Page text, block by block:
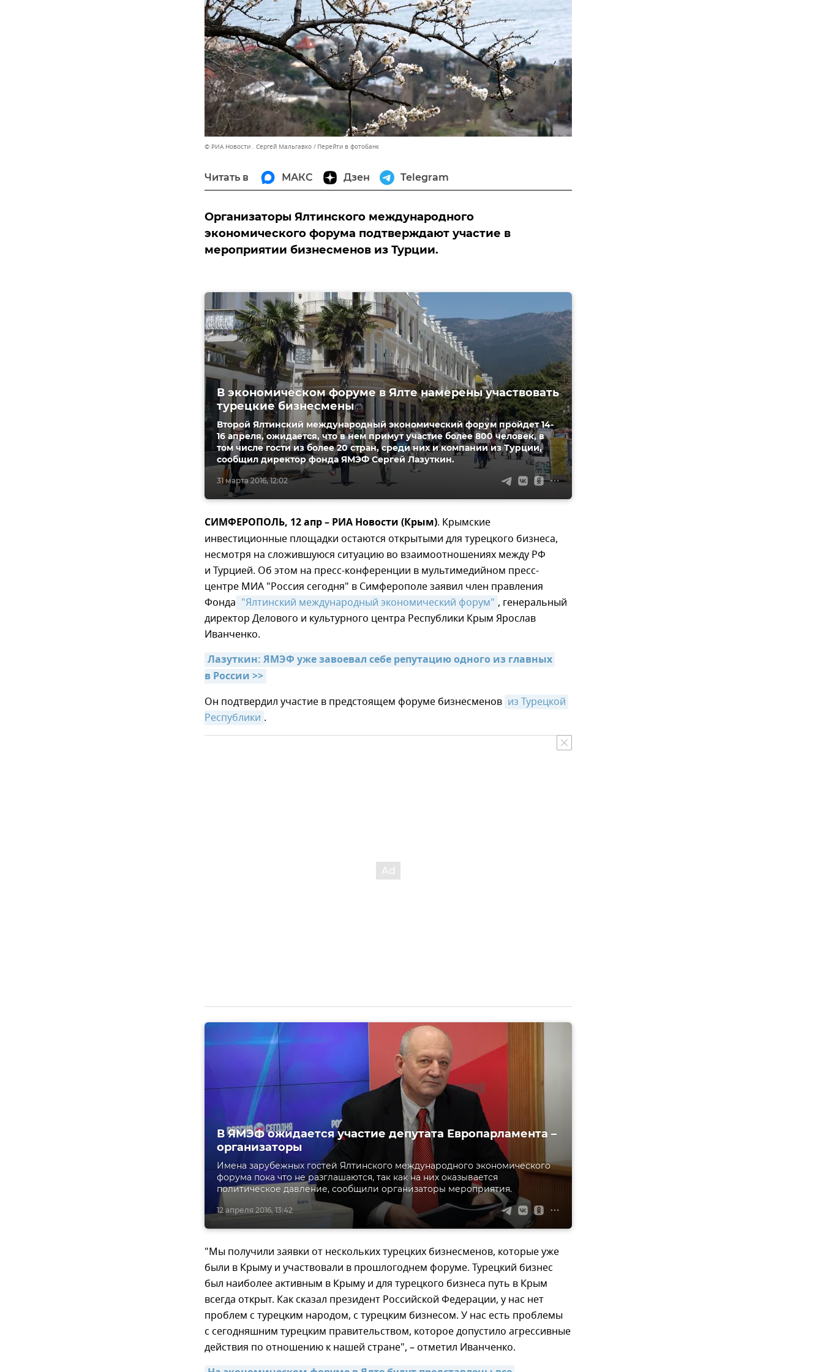
© РИА Новости . Сергей Мальгавко Перейти в фотобанк
Читать в МАКС Дзен Telegram
Организаторы Ялтинского международного
экономического форума подтверждают участие в
мероприятии бизнесменов из Турции.
31 марта 2016, 12:02
В экономическом форуме в Ялте намерены участвовать
турецкие бизнесмены
Второй Ялтинский международный экономический форум пройдет 14-
16 апреля, ожидается, что в нем примут участие более 800 человек, в
том числе гости из более 20 стран, среди них и компании из Турции,
сообщил директор фонда ЯМЭФ Сергей Лазуткин.
СИМФЕРОПОЛЬ, 12 апр – РИА Новости (Крым). Крымские
инвестиционные площадки остаются открытыми для турецкого бизнеса,
несмотря на сложившуюся ситуацию во взаимоотношениях между РФ
и Турцией. Об этом на пресс-конференции в мультимедийном пресс-
центре МИА "Россия сегодня" в Симферополе заявил член правления
Фонда "Ялтинский международный экономический форум" , генеральный
директор Делового и культурного центра Республики Крым Ярослав
Иванченко.
Лазуткин: ЯМЭФ уже завоевал себе репутацию одного из главных
в России >>
Он подтвердил участие в предстоящем форуме бизнесменов из Турецкой
Республики .
12 апреля 2016, 13:42
В ЯМЭФ ожидается участие депутата Европарламента –
организаторы
Имена зарубежных гостей Ялтинского международного экономического
форума пока что не разглашаются, так как на них оказывается
политическое давление, сообщили организаторы мероприятия.
"Мы получили заявки от нескольких турецких бизнесменов, которые уже
были в Крыму и участвовали в прошлогоднем форуме. Турецкий бизнес
был наиболее активным в Крыму и для турецкого бизнеса путь в Крым
всегда открыт. Как сказал президент Российской Федерации, у нас нет
проблем с турецким народом, с турецким бизнесом. У нас есть проблемы
с сегодняшним турецким правительством, которое допустило агрессивные
действия по отношению к нашей стране", – отметил Иванченко.